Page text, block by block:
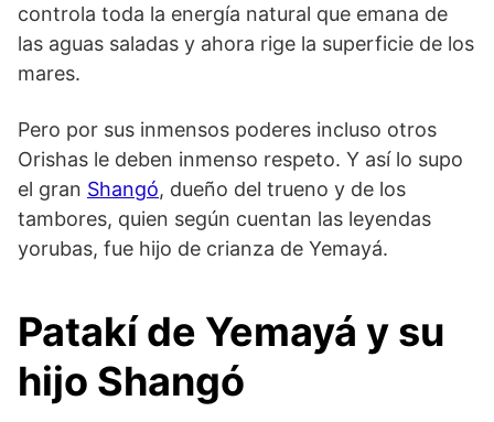
controla toda la energía natural que emana de
las aguas saladas y ahora rige la superficie de los
mares.
Pero por sus inmensos poderes incluso otros
Orishas le deben inmenso respeto. Y así lo supo
el gran Shangó, dueño del trueno y de los
tambores, quien según cuentan las leyendas
yorubas, fue hijo de crianza de Yemayá.
Patakí de Yemayá y su
hijo Shangó